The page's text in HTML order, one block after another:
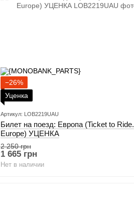
−26%
Уценка
Артикул: LOB2219UAU
Билет на поезд: Европа (Ticket to Ride.
Europe) УЦЕНКА
2 250 грн
1 665 грн
Нет в наличии